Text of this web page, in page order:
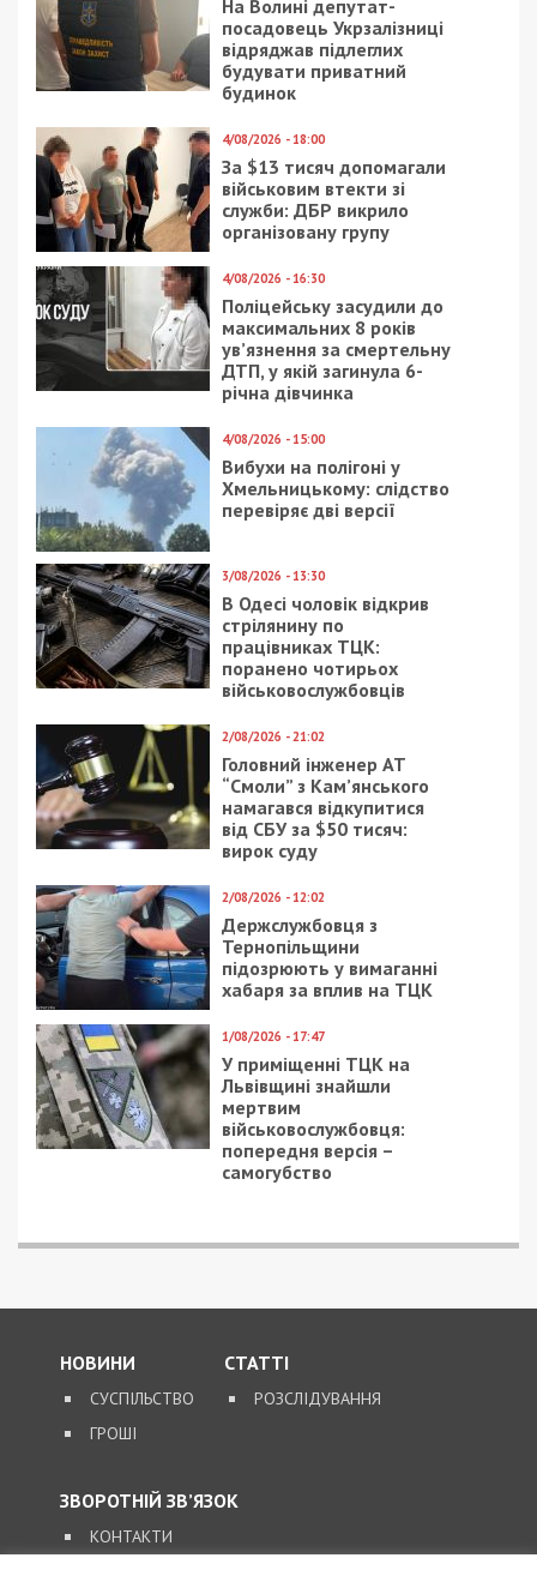
Під час санкціонованих обшуків за місцем
проживання затриманого правоохоронці виявили:
діючий паспорт громадянина Росії;
мобільний телефон із доказами тривалого
листування та координації дій із кураторами з
ФСБ та ГРУ.
Наразі Станіславу Дямінову повідомили про
підозру в державній зраді (ч. 2 ст. 111
Кримінального кодексу України). Суд обрав йому
запобіжний захід у вигляді тримання під вартою
без права внесення застави. Зловмиснику
загрожує 15 років позбавлення волі або довічне
ув’язнення з конфіскацією майна.
Нагадаємо, раніше ми повідомляли про те, що
СБУ затримала агента РФ із російським
червня.
Топ| Метки: агент рф,затримання
Рекламні блоки дають нам змогу
залишатися незалежними ЗМІ, а вам -
за останніми новинами!